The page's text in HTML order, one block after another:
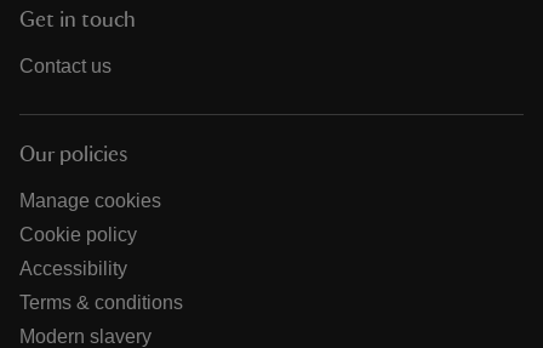
Get in touch
Contact us
Our policies
Manage cookies
Cookie policy
Accessibility
Terms & conditions
Modern slavery